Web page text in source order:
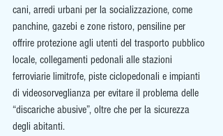
cani, arredi urbani per la socializzazione, come
panchine, gazebi e zone ristoro, pensiline per
offrire protezione agli utenti del trasporto pubblico
locale, collegamenti pedonali alle stazioni
ferroviarie limitrofe, piste ciclopedonali e impianti
di videosorveglianza per evitare il problema delle
“discariche abusive”, oltre che per la sicurezza
degli abitanti.